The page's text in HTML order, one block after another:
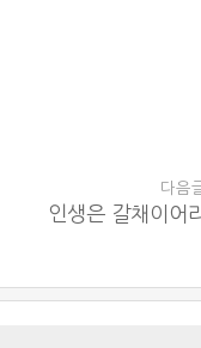
다음
인생은 갈채이어